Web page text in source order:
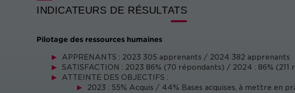
INDICATEURS DE RÉSULTATS
Pilotage des ressources humaines
APPRENANTS : 2023 305 apprenants / 2024 382 apprenants
SATISFACTION : 2023 86% (70 répondants) / 2024 : 86% (211
ATTEINTE DES OBJECTIFS :
2023 : 55% Acquis / 44% Bases acquises, à mettre en